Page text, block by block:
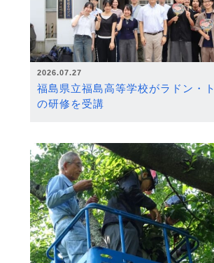
2026.07.27
福島県立福島高等学校がラドン・
の研修を受講